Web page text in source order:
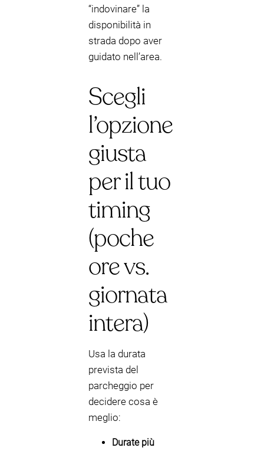
“indovinare” la
disponibilità in
strada dopo aver
guidato nell’area.
Scegli
l’opzione
giusta
per il tuo
timing
(poche
ore vs.
giornata
intera)
Usa la durata
prevista del
parcheggio per
decidere cosa è
meglio:
Durate più